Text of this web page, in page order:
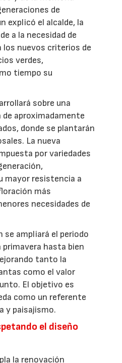
de
explicó el alcalde, la
a la necesidad de
los nuevos criterios de
verdes,
tiempo su
sobre una
de aproximadamente
donde se plantarán
La nueva
por variedades
mayor resistencia a
más
necesidades de
se ampliará el periodo
primavera hasta bien
tanto la
como el valor
El objetivo es
como un referente
y paisajismo.
el diseño
la renovación